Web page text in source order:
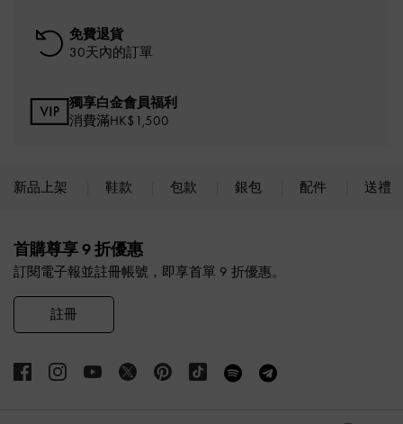
免費退貨
30天內的訂單
獨享白金會員福利
消費滿HK$1,500
新品上架 鞋款 包款 銀包 配件 送禮
首購尊享 9 折優惠
訂閱電子報並註冊帳號，即享首單 9 折優惠。
註冊